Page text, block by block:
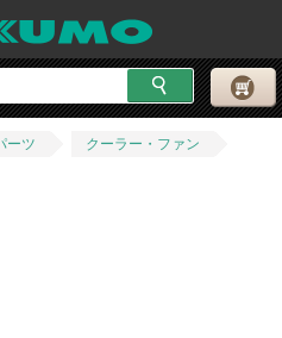
ーツ
クーラー・ファン